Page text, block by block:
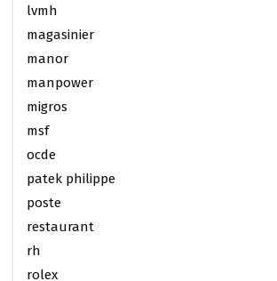
lvmh
magasinier
manor
manpower
migros
msf
ocde
patek philippe
poste
restaurant
rh
rolex